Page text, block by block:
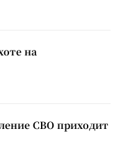
на
СВО приходит